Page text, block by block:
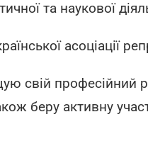
та наукової
асоціації
свій професійний
беру активну